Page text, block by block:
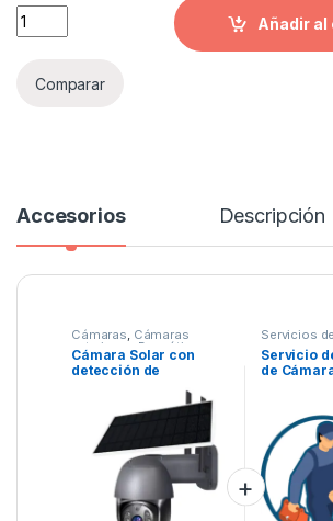
Quantity
Añadir al
Comparar
Accesorios Descripción
Cámaras, Cámaras
exteriores,Domótica
Otros dispositivos,
Seguridad
Cámara Solar con
detección de
modelo PST-SQG-2-4G
Servicios
Servicio
de